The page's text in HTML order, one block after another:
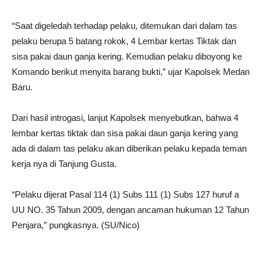
“Saat digeledah terhadap pelaku, ditemukan dari dalam tas
pelaku berupa 5 batang rokok, 4 Lembar kertas Tiktak dan
sisa pakai daun ganja kering. Kemudian pelaku diboyong ke
Komando berikut menyita barang bukti,” ujar Kapolsek Medan
Baru.
Dari hasil introgasi, lanjut Kapolsek menyebutkan, bahwa 4
lembar kertas tiktak dan sisa pakai daun ganja kering yang
ada di dalam tas pelaku akan diberikan pelaku kepada teman
kerja nya di Tanjung Gusta.
“Pelaku dijerat Pasal 114 (1) Subs 111 (1) Subs 127 huruf a
UU NO. 35 Tahun 2009, dengan ancaman hukuman 12 Tahun
Penjara,” pungkasnya. (SU/Nico)